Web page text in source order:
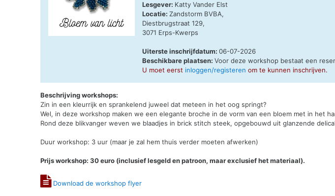
Lesgever: Katty Vander Elst
Locatie: Zandstorm BVBA,
Diestbrugstraat 129,
3071 Erps-Kwerps
Uiterste inschrijfdatum:06-07-2026
Beschikbare plaatsen:Voor deze workshop bestaat een
U moet eerst inloggen/registeren om te kunnen inschrijven.
Beschrijving workshops:
Zin in een kleurrijk en sprankelend juweel dat meteen in het oog springt?
Wel, in deze workshop maken we een elegante broche in de vorm van een bloem met in het
Rond deze blikvanger weven we blaadjes in brick stitch steek, opgebouwd uit glanzende
Duur workshop: 3 uur (maar je zal hem thuis verder moeten afwerken)
Prijs workshop: 30 euro (inclusief lesgeld en patroon, maar exclusief het materiaal).
Download de workshop flyer